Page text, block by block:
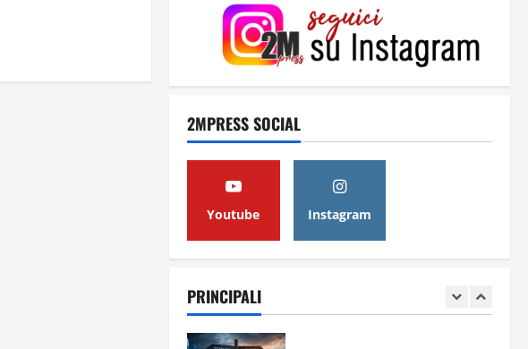
2MPRESS SOCIAL
Youtube Instagram
PRINCIPALI
4
lampo del Como 1907 verso
l’Europa
12 Giugno 2026
Obiettivi
8 Giugno 2026
il Majorana-Maitani al Festival